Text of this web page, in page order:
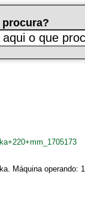
procura?
Máquina